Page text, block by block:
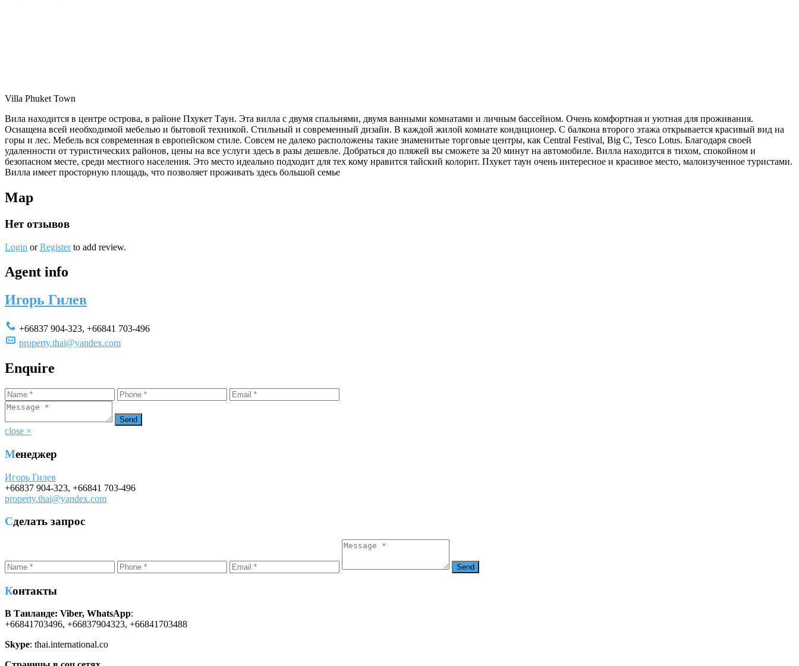
Villa Phuket Town
Вила находится в центре острова, в районе Пхукет Таун. Эта вилла с двумя спальнями, двумя ванными комнатами и личным бассейном. Очень комфортная и уютная для проживания.
Оснащена всей необходимой мебелью и бытовой техникой. Стильный и современный дизайн. В каждой жилой комнате кондиционер. С балкона второго этажа открывается красивый вид на
горы и лес. Мебель вся современная в европейском стиле. Совсем не далеко расположены такие знаменитые торговые центры, как Central Festival, Big C, Tesco Lotus. Благодаря своей
удаленности от туристических районов, цены на все услуги здесь в разы дешевле. Добраться до пляжей вы сможете за 20 минут на автомобиле. Вилла находится в тихом, спокойном и
безопасном месте, среди местного населения. Это место идеально подходит для тех кому нравится тайский колорит. Пхукет таун очень интересное и красивое место, малоизученное туристами.
Вилла имеет просторную площадь, что позволяет проживать здесь большой семье
Map
Нет отзывов
Login or Register to add review.
Agent info
Игорь Гилев
+66837 904-323, +66841 703-496
property.thai@yandex.com
Enquire
close ×
Менеджер
Игорь Гилев
+66837 904-323, +66841 703-496
property.thai@yandex.com
Сделать запрос
Контакты
В Таиланде: Viber, WhatsApp:
+66841703496, +66837904323, +66841703488
Skype: thai.international.co